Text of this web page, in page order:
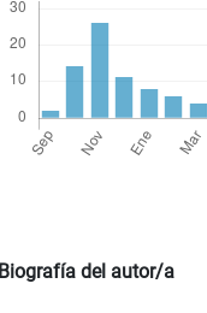
Biografía del autor/a